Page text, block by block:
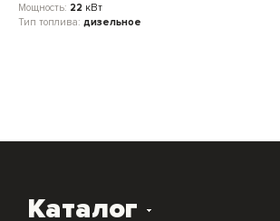
Мощность: 22 кВт
Тип топлива: дизельное
Каталог